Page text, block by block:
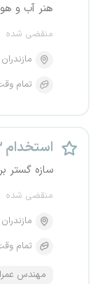
هنر آب و
منقضی شده
مازندران
تمام
استخدام ۳ عنوان شغلی
سازه گستر
منقضی شده
مازندران
تمام
مهندس